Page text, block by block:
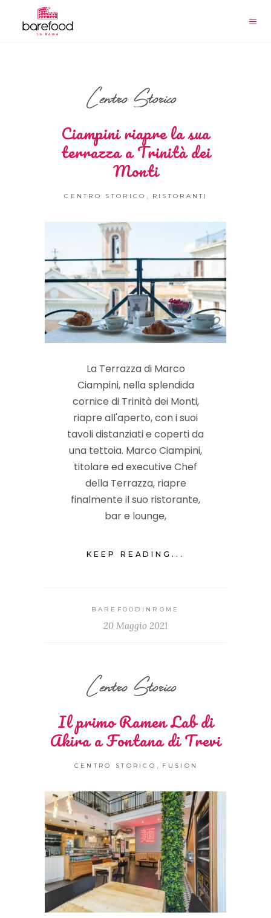
Centro Storico
Ciampini riapre la sua
terrazza a Trinità dei
Monti
CENTRO STORICO RISTORANTI
La Terrazza di Marco
Ciampini, nella splendida
cornice di Trinità dei Monti,
riapre all'aperto, con i suoi
tavoli distanziati e coperti da
una tettoia. Marco Ciampini,
titolare ed executive Chef
della Terrazza, riapre
finalmente il suo ristorante,
bar e lounge,
KEEP READING...
BAREFOODINROME
20 Maggio 2021
Centro Storico
Il primo Ramen Lab di
Akira a Fontana di Trevi
CENTRO STORICO FUSION